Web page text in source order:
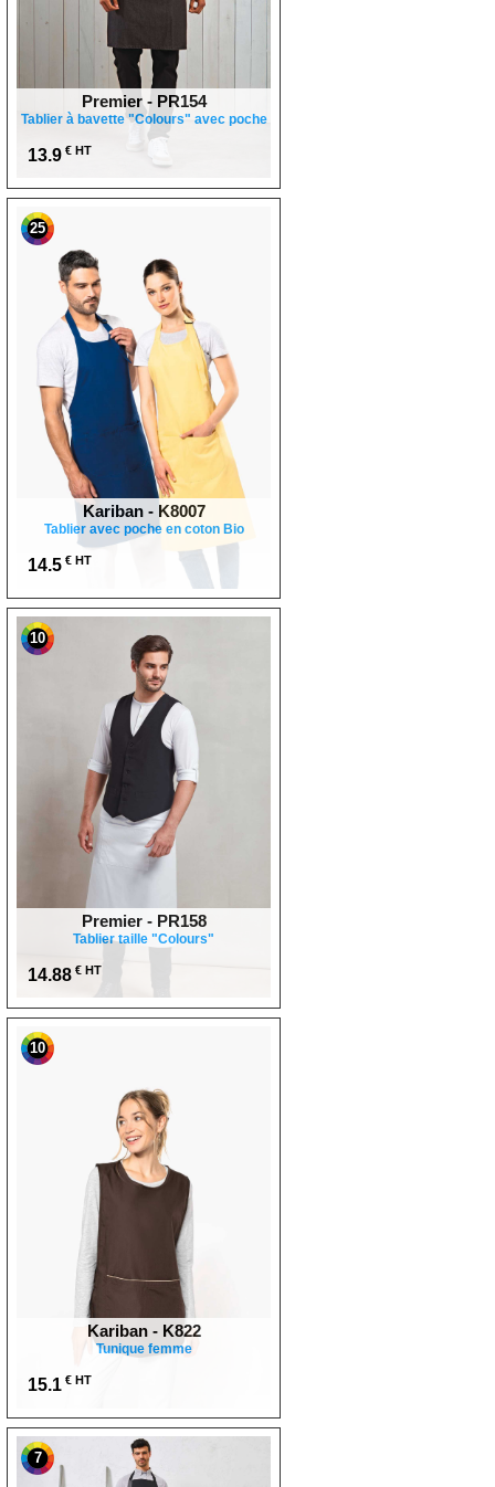
Premier - PR154
Tablier à bavette "Colours" avec poche
13.9 € HT
25
Kariban - K8007
Tablier avec poche en coton Bio
14.5 € HT
10
Premier - PR158
Tablier taille "Colours"
14.88 € HT
10
Kariban - K822
Tunique femme
15.1 € HT
7